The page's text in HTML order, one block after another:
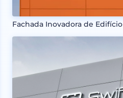
Fachada Inovadora de Edifício